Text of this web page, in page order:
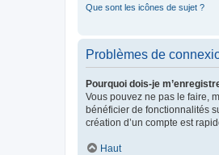
Que sont les icônes de sujet ?
Problèmes de
Pourquoi dois-je
Vous pouvez ne pas le faire,
bénéficier de fonctionnalités
création d’un compte est
Haut